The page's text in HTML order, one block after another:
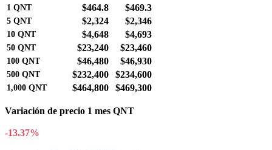
1 QNT $464.8 $469.3
5 QNT $2,324 $2,346
10 QNT $4,648 $4,693
50 QNT $23,240 $23,460
100 QNT $46,480 $46,930
500 QNT $232,400 $234,600
1,000 QNT $464,800 $469,300
Variación de precio 1 mes QNT
-13.37%